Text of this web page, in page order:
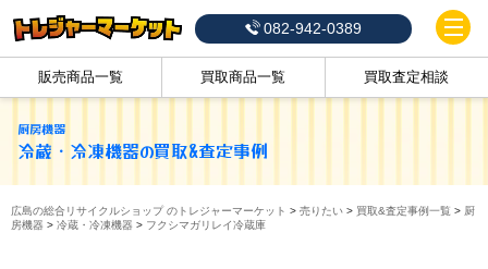
082-942-0389
販売商品一覧 買取商品一覧 買取査定相談
厨房機器
冷蔵・冷凍機器の買取&査定事例
広島の総合リサイクルショップ のトレジャーマーケット > 売りたい> 買取&査定事例一覧 > 厨
房機器 > 冷蔵・冷凍機器 > フクシマガリレイ冷蔵庫